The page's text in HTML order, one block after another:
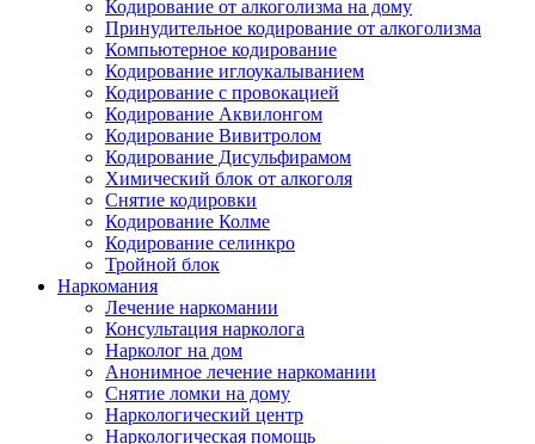
Кодирование от алкоголизма на дому
Принудительное кодирование от алкоголизма
Компьютерное кодирование
Кодирование иглоукалыванием
Кодирование с провокацией
Кодирование Аквилонгом
Кодирование Вивитролом
Кодирование Дисульфирамом
Химический блок от алкоголя
Снятие кодировки
Кодирование Колме
Кодирование селинкро
Тройной блок
Наркомания
Лечение наркомании
Консультация нарколога
Нарколог на дом
Анонимное лечение наркомании
Снятие ломки на дому
Наркологический центр
Наркологическая помощь